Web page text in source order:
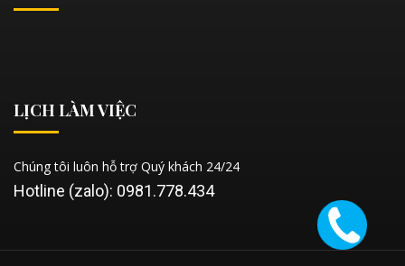
LỊCH LÀM VIỆC
Chúng tôi luôn hỗ trợ Quý khách 24/24
Hotline (zalo): 0981.778.434